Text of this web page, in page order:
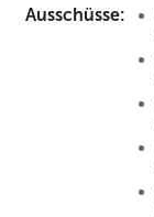
Ausschüsse: